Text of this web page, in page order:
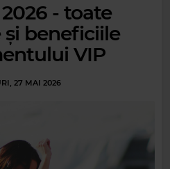
- toate
beneficiile
VIP
27 MAI 2026